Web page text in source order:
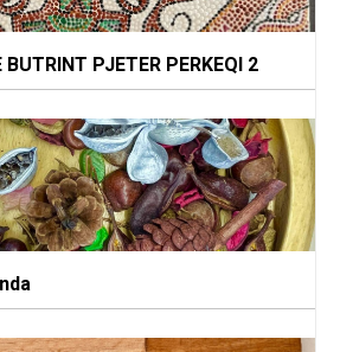
PJETER PERKEQI 2